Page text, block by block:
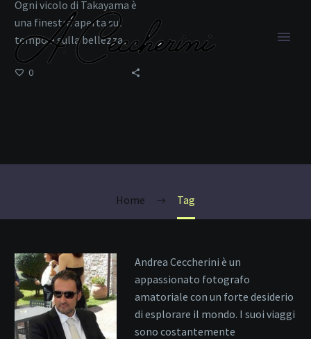
Home Tag
Ogni vicolo di Takayama è
una finestra aperta sul
tempo e sulla bellezza
0
Andrea Ceccherini è un
appassionato fotografo
amatoriale con un forte desiderio
di esplorare il mondo. I suoi viaggi
sono costantemente